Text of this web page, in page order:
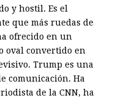
y hostil. Es el
que más ruedas de
ofrecido en un
oval convertido en
Trump es una
comunicación. Ha
de la CNN, ha